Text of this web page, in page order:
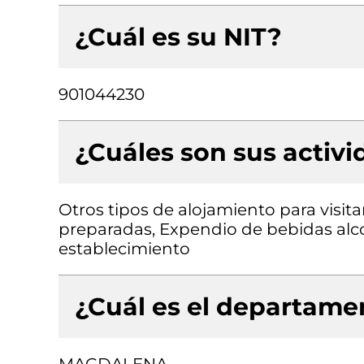
¿Cuál es su NIT?
901044230
¿Cuáles son sus
Otros tipos de alojamiento para
preparadas, Expendio de bebidas
establecimiento
¿Cuál es el